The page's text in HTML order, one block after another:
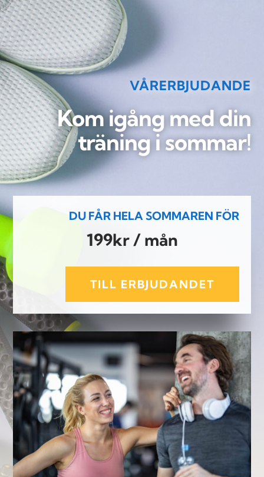
VÅRERBJUDANDE
Kom igång med din
träning i sommar!
DU FÅR HELA SOMMAREN FÖR
199kr / mån
TILL ERBJUDANDET